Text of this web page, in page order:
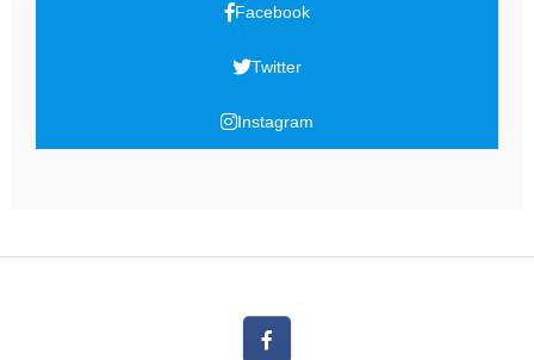
Facebook
Twitter
Instagram